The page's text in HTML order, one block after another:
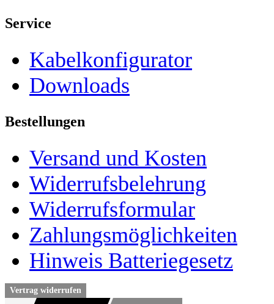
Service
Kabelkonfigurator
Downloads
Bestellungen
Versand und Kosten
Widerrufsbelehrung
Widerrufsformular
Zahlungsmöglichkeiten
Hinweis Batteriegesetz
Vertrag widerrufen